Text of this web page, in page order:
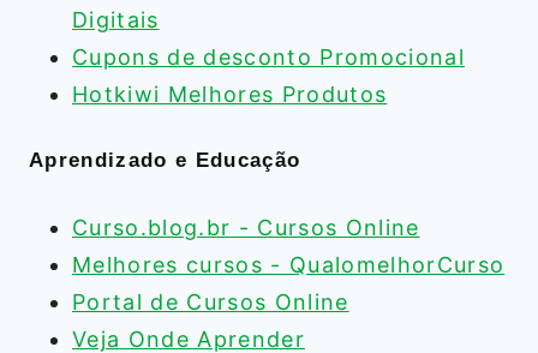
Digitais
Cupons de desconto Promocional
Hotkiwi Melhores Produtos
Aprendizado e Educação
Curso.blog.br - Cursos Online
Melhores cursos - QualomelhorCurso
Portal de Cursos Online
Veja Onde Aprender